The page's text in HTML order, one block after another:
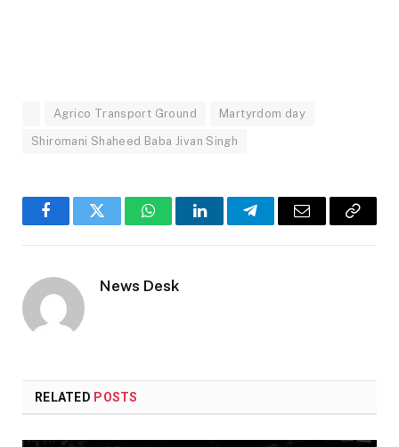
Agrico Transport Ground Martyrdom day
Shiromani Shaheed Baba Jivan Singh
FacebookTwitter WhatsAppLinkedInTelegramEmail
Copy
News Desk
RELATED POSTS